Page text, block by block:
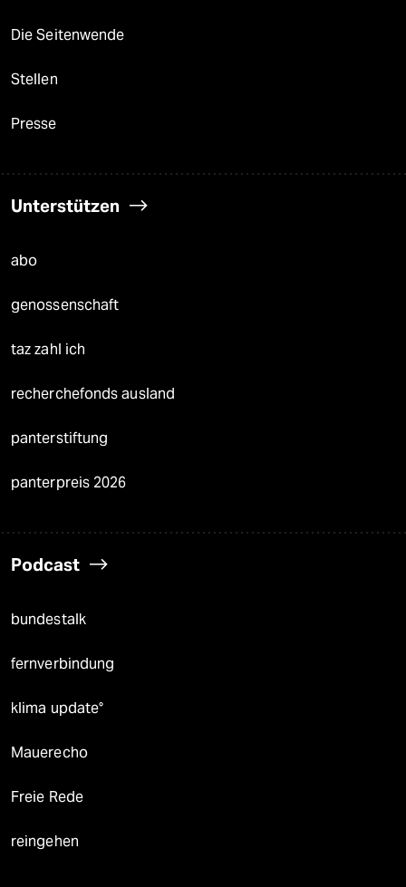
Die Seitenwende
Stellen
Presse
Unterstützen
abo
genossenschaft
taz zahl ich
recherchefonds ausland
panterstiftung
panterpreis 2026
Podcast
bundestalk
fernverbindung
klima update°
Mauerecho
Freie Rede
reingehen